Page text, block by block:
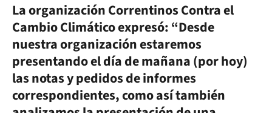
La organización Correntinos Contra el
Cambio Climático expresó: “Desde
nuestra organización estaremos
presentando el día de mañana (por hoy)
las notas y pedidos de informes
correspondientes, como así también